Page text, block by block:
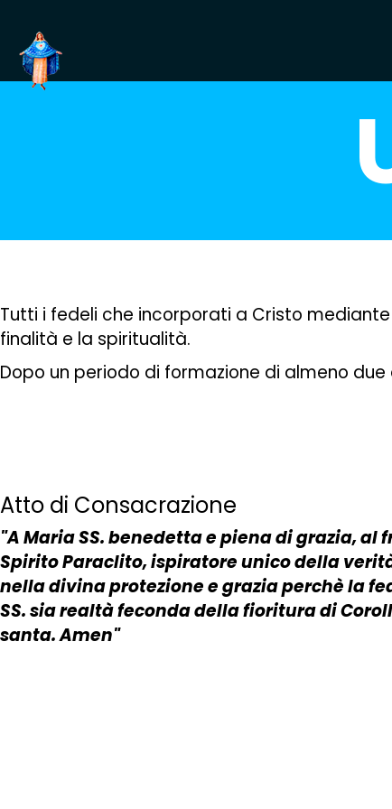
Tutti i fedeli che incorporati a Cristo
finalità e la spiritualità.
Dopo un periodo di formazione di almeno
Atto di Consacrazione
"A Maria SS. benedetta e piena di grazia,
Spirito Paraclito, ispiratore unico della
nella divina protezione e grazia perchè la
SS. sia realtà feconda della fioritura di
santa. Amen"